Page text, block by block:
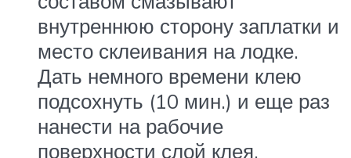
внутреннюю сторону заплатки и
место склеивания на лодке.
Дать немного времени клею
подсохнуть (10 мин.) и еще раз
нанести на рабочие
поверхности слой клея.